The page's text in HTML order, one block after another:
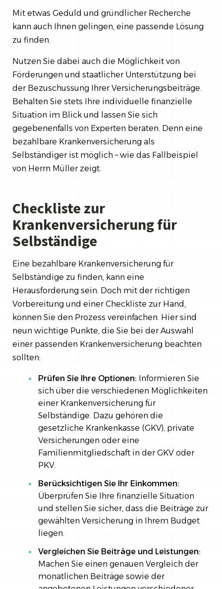
Mit etwas Geduld und gründlicher Recherche
kann auch Ihnen gelingen, eine passende Lösung
zu finden.
Nutzen Sie dabei auch die Möglichkeit von
Förderungen und staatlicher Unterstützung bei
der Bezuschussung Ihrer Versicherungsbeiträge.
Behalten Sie stets Ihre individuelle finanzielle
Situation im Blick und lassen Sie sich
gegebenenfalls von Experten beraten. Denn eine
bezahlbare Krankenversicherung als
Selbständiger ist möglich – wie das Fallbeispiel
von Herrn Müller zeigt.
Checkliste zur
Krankenversicherung für
Selbständige
Eine bezahlbare Krankenversicherung für
Selbständige zu finden, kann eine
Herausforderung sein. Doch mit der richtigen
Vorbereitung und einer Checkliste zur Hand,
können Sie den Prozess vereinfachen. Hier sind
neun wichtige Punkte, die Sie bei der Auswahl
einer passenden Krankenversicherung beachten
sollten:
Prüfen Sie Ihre Optionen: Informieren Sie
sich über die verschiedenen Möglichkeiten
einer Krankenversicherung für
Selbständige. Dazu gehören die
gesetzliche Krankenkasse (GKV), private
Versicherungen oder eine
Familienmitgliedschaft in der GKV oder
PKV.
Berücksichtigen Sie Ihr Einkommen:
Überprüfen Sie Ihre finanzielle Situation
und stellen Sie sicher, dass die Beiträge zur
gewählten Versicherung in Ihrem Budget
liegen.
Vergleichen Sie Beiträge und Leistungen:
Machen Sie einen genauen Vergleich der
monatlichen Beiträge sowie der